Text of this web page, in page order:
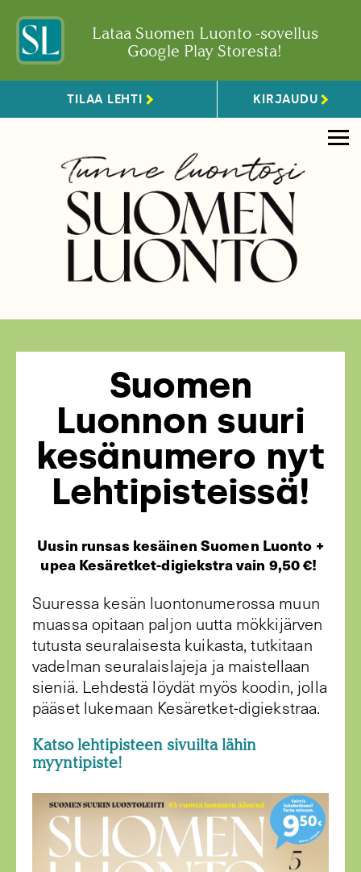
Lataa Suomen Luonto -sovellus
Google Play Storesta!
TILAA LEHTI KIRJAUDU
Suomen
Luonnon suuri
kesänumero nyt
Lehtipisteissä!
Uusin runsas kesäinen Suomen Luonto +
upea Kesäretket-digiekstra vain 9,50 €!
Suuressa kesän luontonumerossa muun
muassa opitaan paljon uutta mökkijärven
tutusta seuralaisesta kuikasta, tutkitaan
vadelman seuralaislajeja ja maistellaan
sieniä. Lehdestä löydät myös koodin, jolla
pääset lukemaan Kesäretket-digiekstraa.
Katso lehtipisteen sivuilta lähin
myyntipiste!